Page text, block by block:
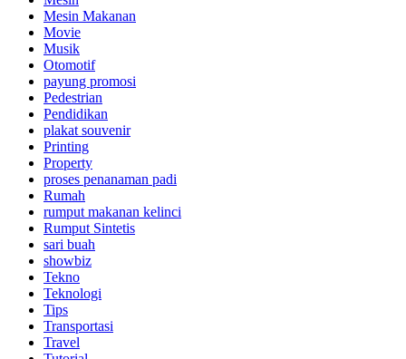
Mesin Makanan
Movie
Musik
Otomotif
payung promosi
Pedestrian
Pendidikan
plakat souvenir
Printing
Property
proses penanaman padi
Rumah
rumput makanan kelinci
Rumput Sintetis
sari buah
showbiz
Tekno
Teknologi
Tips
Transportasi
Travel